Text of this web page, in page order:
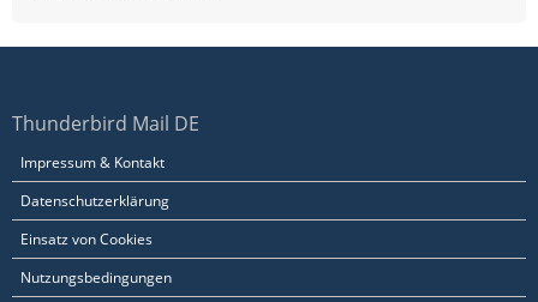
Thunderbird Mail DE
Impressum & Kontakt
Datenschutzerklärung
Einsatz von Cookies
Nutzungsbedingungen